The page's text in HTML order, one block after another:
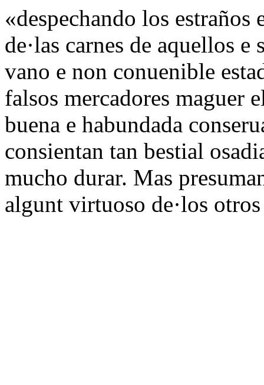
«despechando los estraños
de·las carnes de aquellos
vano e non conuenible
falsos mercadores maguer
buena e habundada
consientan tan bestial
mucho durar. Mas
algunt virtuoso de·los